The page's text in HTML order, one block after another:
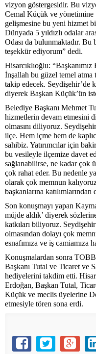
vizyon göstergesidir. Bu
Cemal Küçük ve
gelişmesine bu yeni hizmet
Dünyada 5 yıldızlı odalar
Odası da bulunmaktadır. Bu
teşekkür ediyorum” dedi.
Hisarcıklıoğlu:
İnşallah bu güzel temel
takip edecek. Seydişehir’de
diyerek Başkan Küçük’ün
Belediye Başkanı Mehmet
hizmetlerin devam etmesini
olmasını diliyoruz.
ilçe. Hem içme hem de
sahibiz. Yatırımcılar için
bu vesileyle ilçemize davet
sağlanabilirse, ne kadar çok
çok rahat eder. Bu nedenle
olarak çok memnun
başkanlarına
Son konuşmayı yapan
müjde aldık’ diyerek
katkıları biliyoruz.
olmasından dolayı çok
esnafımıza ve iş camiamıza
Konuşmalardan sonra TOBB
Başkanı Tutal ve Ticaret ve
hediyelerini takdim etti.
Erdoğan, Başkan Tutal,
Küçük ve meclis üyelerine
etmesiyle tören sona erdi.